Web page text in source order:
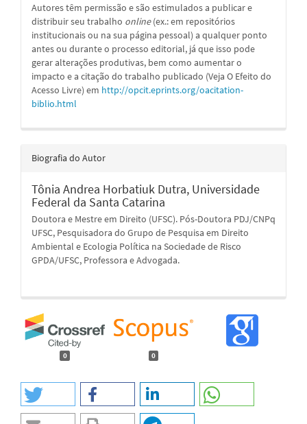
Autores têm permissão e são estimulados a publicar e
distribuir seu trabalho online(ex.: em repositórios
institucionais ou na sua página pessoal) a qualquer ponto
antes ou durante o processo editorial, já que isso pode
gerar alterações produtivas, bem como aumentar o
impacto e a citação do trabalho publicado (Veja O Efeito do
Acesso Livre) em http://opcit.eprints.org/oacitation-
biblio.html
Biografia do Autor
Tônia Andrea Horbatiuk Dutra, Universidade
Federal da Santa Catarina
Doutora e Mestre em Direito (UFSC). Pós-Doutora PDJ/CNPq
UFSC, Pesquisadora do Grupo de Pesquisa em Direito
Ambiental e Ecologia Política na Sociedade de Risco
GPDA/UFSC, Professora e Advogada.
0 0